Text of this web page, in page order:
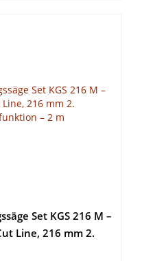
Set KGS 216 M –
Line, 216 mm 2.
– 2 m